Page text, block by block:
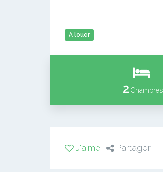
A louer
2 Chambres
J'aime Partager